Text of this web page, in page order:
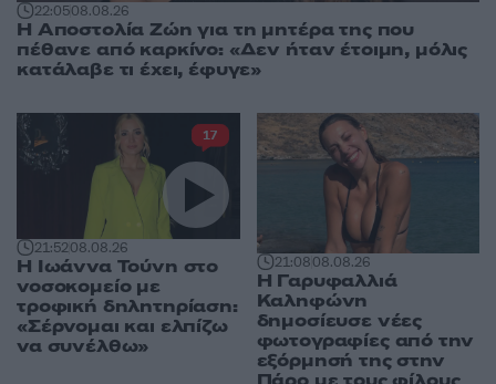
22:0508.08.26
Η Αποστολία Ζώη για τη μητέρα της που
πέθανε από καρκίνο: «Δεν ήταν έτοιμη, μόλις
κατάλαβε τι έχει, έφυγε»
21:5208.08.26
Η Ιωάννα Τούνη στο
νοσοκομείο με
τροφική δηλητηρίαση:
«Σέρνομαι και ελπίζω
να συνέλθω»
17
21:0808.08.26
Η Γαρυφαλλιά
Καληφώνη
δημοσίευσε νέες
φωτογραφίες από την
εξόρμησή της στην